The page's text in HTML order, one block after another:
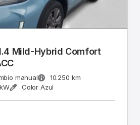
Mild-Hybrid Comfort
manual
10.250 km
Color Azul